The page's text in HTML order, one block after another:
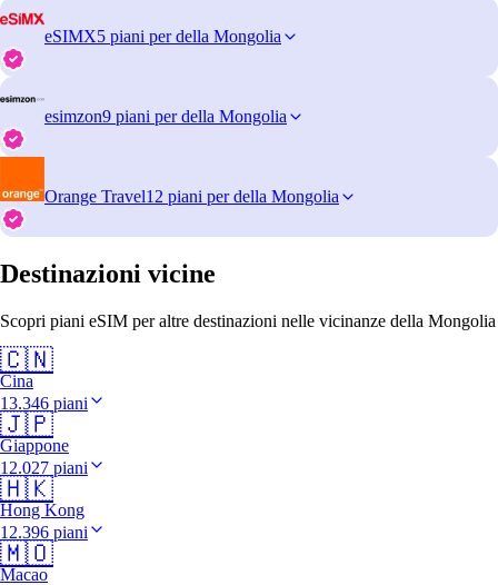
eSIMX5 piani per della Mongolia
esimzon9 piani per della Mongolia
Orange Travel12 piani per della Mongolia
Destinazioni vicine
Scopri piani eSIM per altre destinazioni nelle vicinanze della Mongolia
🇨🇳
Cina
13.346 piani
🇯🇵
Giappone
12.027 piani
🇭🇰
Hong Kong
12.396 piani
🇲🇴
Macao